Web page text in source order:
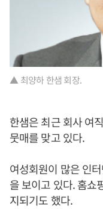
▲ 최양하 한샘 회장.
한샘은 최근 회사 여
뭇매를 맞고 있다.
여성회원이 많은 인
을 보이고 있다. 홈쇼
지되기도 했다.